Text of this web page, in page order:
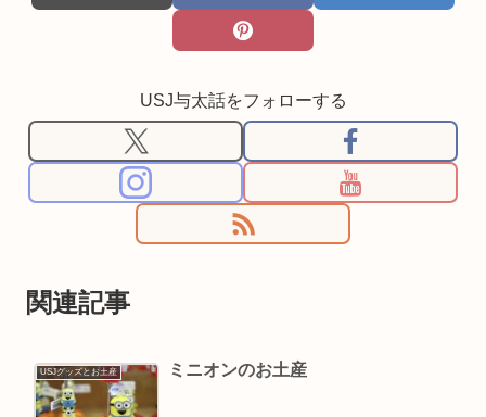
USJ与太話をフォローする
関連記事
USJグッズとお土産 ミニオンのお土産